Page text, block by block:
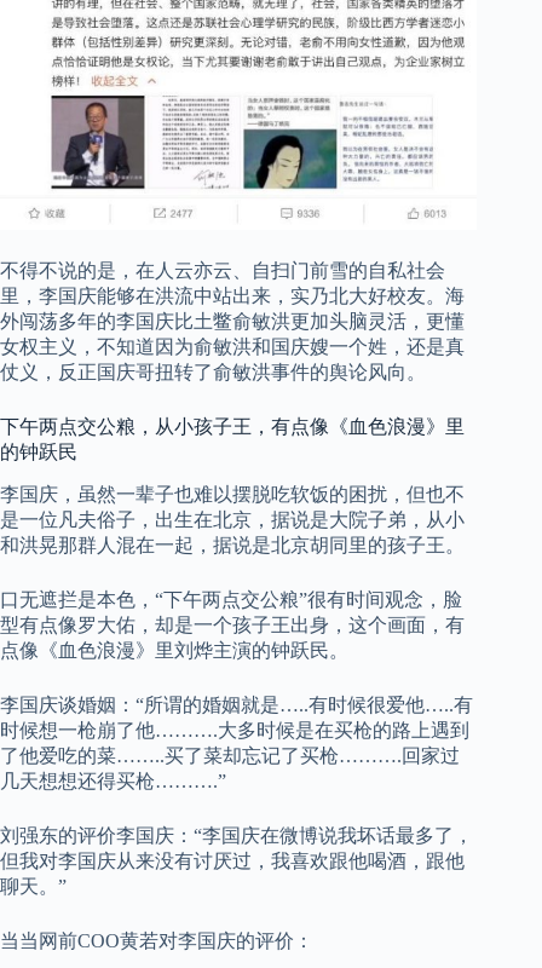
不得不说的是，在人云亦云、自扫门前雪的自私社会
里，李国庆能够在洪流中站出来，实乃北大好校友。海
外闯荡多年的李国庆比土鳖俞敏洪更加头脑灵活，更懂
女权主义，不知道因为俞敏洪和国庆嫂一个姓，还是真
仗义，反正国庆哥扭转了俞敏洪事件的舆论风向。
下午两点交公粮，从小孩子王，有点像《血色浪漫》里
的钟跃民
李国庆，虽然一辈子也难以摆脱吃软饭的困扰，但也不
是一位凡夫俗子，出生在北京，据说是大院子弟，从小
和洪晃那群人混在一起，据说是北京胡同里的孩子王。
口无遮拦是本色，“下午两点交公粮”很有时间观念，脸
型有点像罗大佑，却是一个孩子王出身，这个画面，有
点像《血色浪漫》里刘烨主演的钟跃民。
李国庆谈婚姻：“所谓的婚姻就是…..有时候很爱他…..有
时候想一枪崩了他……….大多时候是在买枪的路上遇到
了他爱吃的菜……..买了菜却忘记了买枪……….回家过
几天想想还得买枪……….”
刘强东的评价李国庆：“李国庆在微博说我坏话最多了，
但我对李国庆从来没有讨厌过，我喜欢跟他喝酒，跟他
聊天。”
当当网前COO黄若对李国庆的评价：